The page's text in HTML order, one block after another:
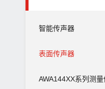
智能传声器
表面传声器
AWA144XX系列测